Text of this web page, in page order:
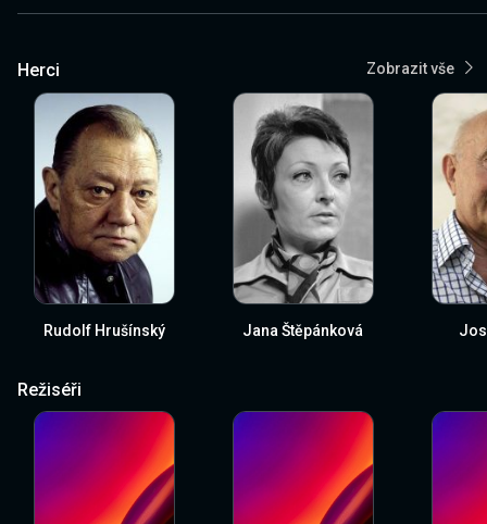
Herci Zobrazit vše
Rudolf Hrušínský Jana Štěpánková
Režiséři